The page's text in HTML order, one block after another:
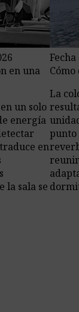
en una
un solo
energía
en
la sala se
La
punto